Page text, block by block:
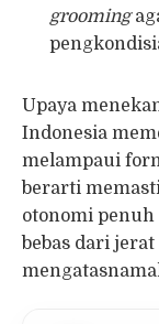
grooming
Upaya
Indonesia
melampaui
berarti
otonomi penuh
bebas dari